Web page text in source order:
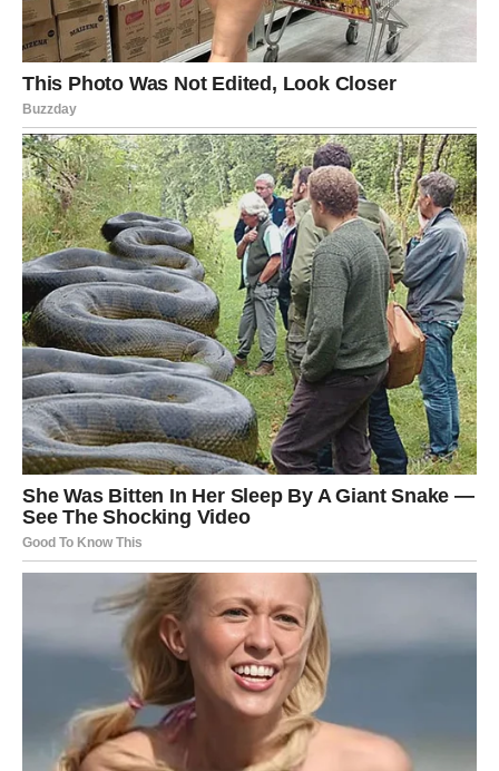
jednostavna rutina čišćenja može se provoditi jednom
mjesečno, što će znatno doprinijeti održavanju higijene vašeg
spavaćeg prostora. Za osobe koje pate od alergija ili
respiratornih problema, redovito korištenje sode bikarbona
može značajno poboljšati kvalitetu sna, čime se posredno
utiče na cjelokupno zdravlje.
Prednosti korištenja sode bikarbona
Korištenje sode bikarbona ne samo da obezbjeđuje čist i svjež
madrac, već donosi i mnoge druge prednosti. Prvo, soda
bikarbona djeluje kao prirodni dezodorans, uklanjajući
neugodne mirise koje ostavljaju znoj i drugi izvori. Na primjer,
možete je koristiti u obući ili na prostirkama kako biste
neutralizirali neželjene mirise.Drugo, ova metoda je ekološki
prihvatljiva. U doba kada je očuvanje okoliša postalo prioritet,
korištenje prirodnih sastojaka poput sode bikarbone doprinosi
smanjenju upotrebe kemikalija. Soda bikarbona je izuzetno
jeftina i lako dostupna.U svakom supermarketu možete
pronaći pakovanje sode bikarbone po pristupačnoj cijeni, što je
čini idealnim rješenjem za svako domaćinstvo.
soda bikarbona se može koristiti i u raznim drugim
situacijama. Na primjer, može poslužiti kao sredstvo za pranje
voća i povrća, ublažavanje opekotina od sunca, pa čak i kao
dodatak u kupke za opuštanje.U kombinaciji s
jednostavnošću korištenja, soda bikarbona postaje
nezaobilazna u svakodnevnim zadacima održavanja čistoće i